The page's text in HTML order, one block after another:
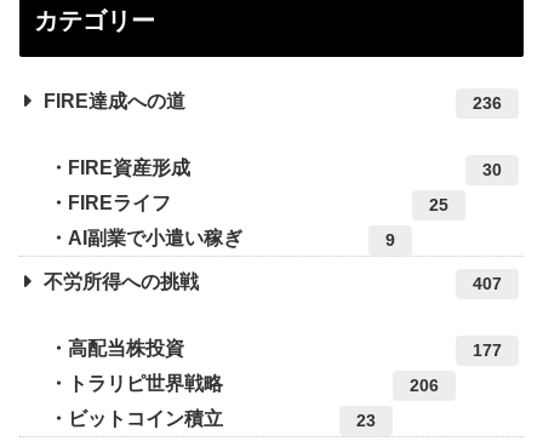
カテゴリー
FIRE達成への道 236
FIRE資産形成 30
FIREライフ 25
AI副業で小遣い稼ぎ 9
不労所得への挑戦 407
高配当株投資 177
トラリピ世界戦略 206
ビットコイン積立 23